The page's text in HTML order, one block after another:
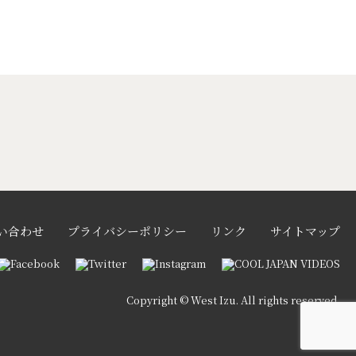
合わせ プライバシーポリシー リンク サイトマップ
Copyright © West Izu. All rights reserved.